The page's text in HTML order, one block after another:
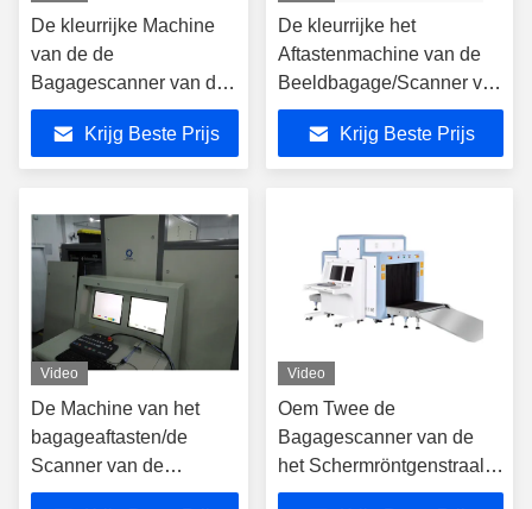
De kleurrijke Machine
van de de
Bagagescanner van de
Beeldröntgenstraal, het
Systeem van het de
Röntgenstraalonderzoek
Luchthavenveiligheid
Krijg Beste Prijs
De kleurrijke het
Aftastenmachine van de
Beeldbagage/Scanner van
de
Röntgenstraalveiligheid
voor Lading het
Krijg Beste Prijs
Video
De Machine van het
bagageaftasten/de
Scanner van de
Röntgenstraalveiligheid
Video
Oem Twee de
Bagagescanner van de
het Schermröntgenstraal
meer dan 60000